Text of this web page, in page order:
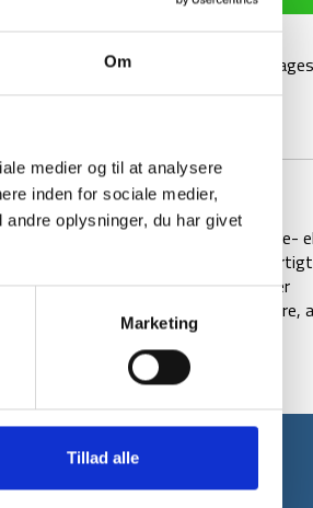
Om
medier og til at analysere
inden for sociale medier,
oplysninger, du har givet
Marketing
Tillad alle
Fri fragt over 499 kr 100
BRAND FAQ
når du elsker at være på vandre-
Lifesystems kan bruges, når du
forstørrelseslinse samt to størrelser
flåtfjernerkort er designet til at sikre,
til din første ordre*